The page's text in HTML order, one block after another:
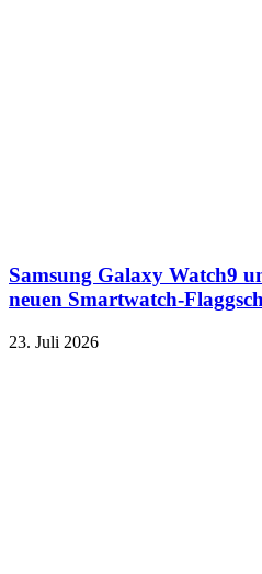
Samsung Galaxy Watch9
neuen Smartwatch-
23. Juli 2026